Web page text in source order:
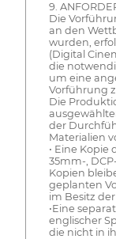
9.
Die
an den
wurden,
(Digital
die
um eine
Vorführung
Die
der
Materialien
• Eine Kopie
35mm-,
Kopien
geplanten
im Besitz
•Eine
englischer
die nicht in